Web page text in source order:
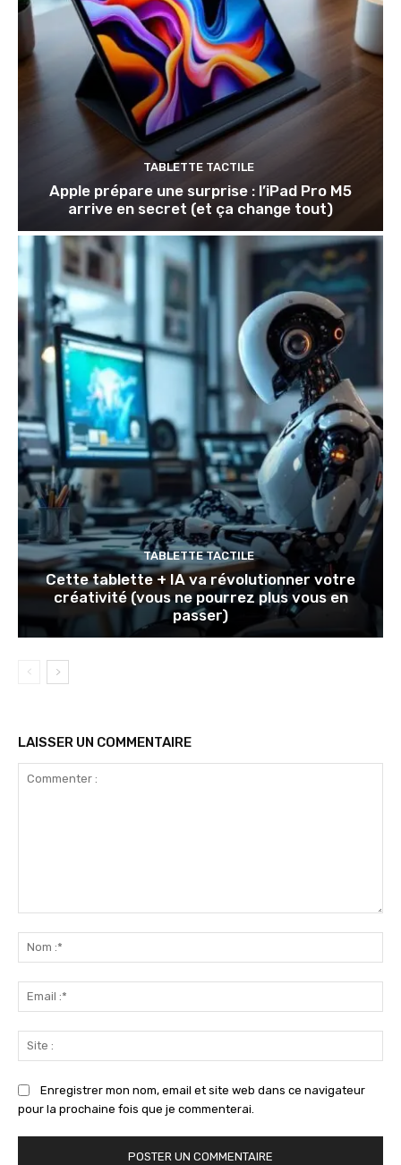
TABLETTE TACTILE
Apple prépare une surprise : l’iPad Pro M5
arrive en secret (et ça change tout)
TABLETTE TACTILE
Cette tablette + IA va révolutionner votre
créativité (vous ne pourrez plus vous en
passer)
LAISSER UN COMMENTAIRE
:*
:*
:
Enregistrer mon nom, email et site web dans ce navigateur
pour la prochaine fois que je commenterai.